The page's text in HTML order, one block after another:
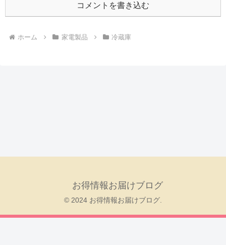
コメントを書き込む
ホーム 家電製品 冷蔵庫
お得情報お届けブログ
© 2024 お得情報お届けブログ.